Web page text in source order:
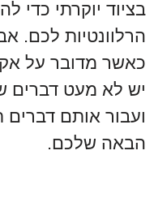
בציוד יוקרתי כדי
הרלוונטיות לכם.
כאשר מדובר על
יש לא מעט דברים
ועבור אותם
הבאה שלכם.